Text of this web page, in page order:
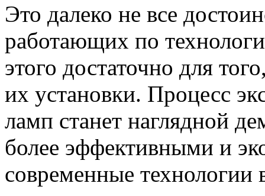
Это далеко не все
работающих по
этого достаточно для
их установки. Процесс
ламп станет наглядной
более эффективными и
современные технологии